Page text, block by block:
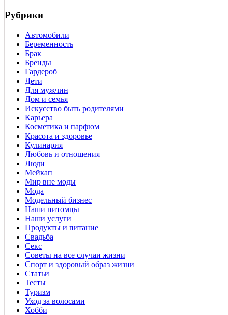
Рубрики
Автомобили
Беременность
Брак
Бренды
Гардероб
Дети
Для мужчин
Дом и семья
Искусство быть родителями
Карьера
Косметика и парфюм
Красота и здоровье
Кулинария
Любовь и отношения
Люди
Мейкап
Мир вне моды
Мода
Модельный бизнес
Наши питомцы
Наши услуги
Продукты и питание
Свадьба
Секс
Советы на все случаи жизни
Спорт и здоровый образ жизни
Статьи
Тесты
Туризм
Уход за волосами
Хобби